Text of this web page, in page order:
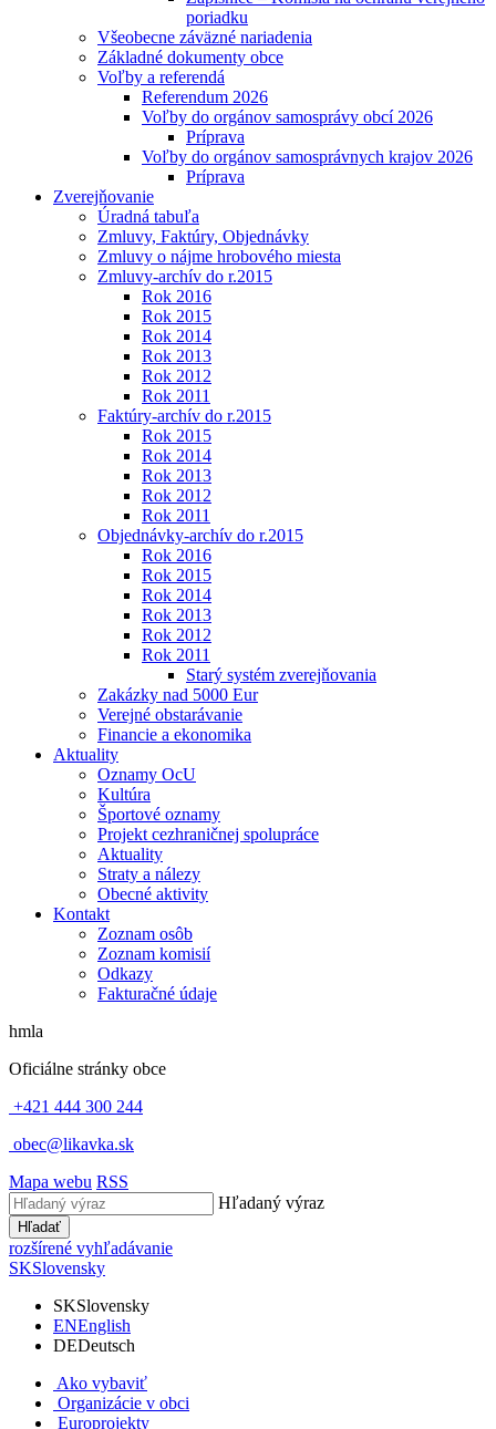
poriadku
Všeobecne záväzné nariadenia
Základné dokumenty obce
Voľby a referendá
Referendum 2026
Voľby do orgánov samosprávy obcí 2026
Príprava
Voľby do orgánov samosprávnych krajov 2026
Príprava
Zverejňovanie
Úradná tabuľa
Zmluvy, Faktúry, Objednávky
Zmluvy o nájme hrobového miesta
Zmluvy-archív do r.2015
Rok 2016
Rok 2015
Rok 2014
Rok 2013
Rok 2012
Rok 2011
Faktúry-archív do r.2015
Rok 2015
Rok 2014
Rok 2013
Rok 2012
Rok 2011
Objednávky-archív do r.2015
Rok 2016
Rok 2015
Rok 2014
Rok 2013
Rok 2012
Rok 2011
Starý systém zverejňovania
Zakázky nad 5000 Eur
Verejné obstarávanie
Financie a ekonomika
Aktuality
Oznamy OcU
Kultúra
Športové oznamy
Projekt cezhraničnej spolupráce
Aktuality
Straty a nálezy
Obecné aktivity
Kontakt
Zoznam osôb
Zoznam komisií
Odkazy
Fakturačné údaje
hmla
Oficiálne stránky obce
+421 444 300 244
obec@likavka.sk
Mapa webu RSS
Hľadaný výraz
Hľadať
rozšírené vyhľadávanie
SKSlovensky
SKSlovensky
ENEnglish
DEDeutsch
Ako vybaviť
Organizácie v obci
Europrojekty